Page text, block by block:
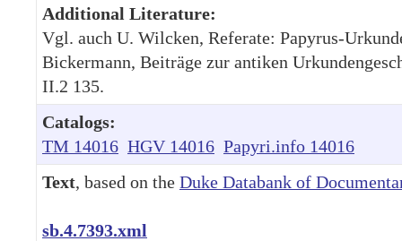
Additional Literature:
Vgl. auch U. Wilcken, Referate: Papyrus-
Bickermann, Beiträge zur antiken
II.2 135.
Catalogs:
TM 14016 HGV 14016 Papyri.info 14016
Text, based on the Duke Databank of
sb.4.7393.xml